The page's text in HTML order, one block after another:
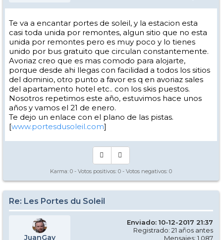
Te va a encantar portes de soleil, y la estacion esta
casi toda unida por remontes, algun sitio que no esta
unida por remontes pero es muy poco y lo tienes
unido por bus gratuito que circulan constantemente.
Avoriaz creo que es mas comodo para alojarte,
porque desde ahi llegas con facilidad a todos los sitios
del dominio, otro punto a favor es q en avoriaz sales
del apartamento hotel etc.. con los skis puestos.
Nosotros repetimos este año, estuvimos hace unos
años y vamos el 21 de enero.
Te dejo un enlace con el plano de las pistas.
[www.portesdusoleil.com]
Karma: 0 - Votos positivos: 0 - Votos negativos: 0
Re: Les Portes du Soleil
JuanGay
Enviado: 10-12-2017 21:37
Registrado: 21 años antes
Mensajes: 1.087